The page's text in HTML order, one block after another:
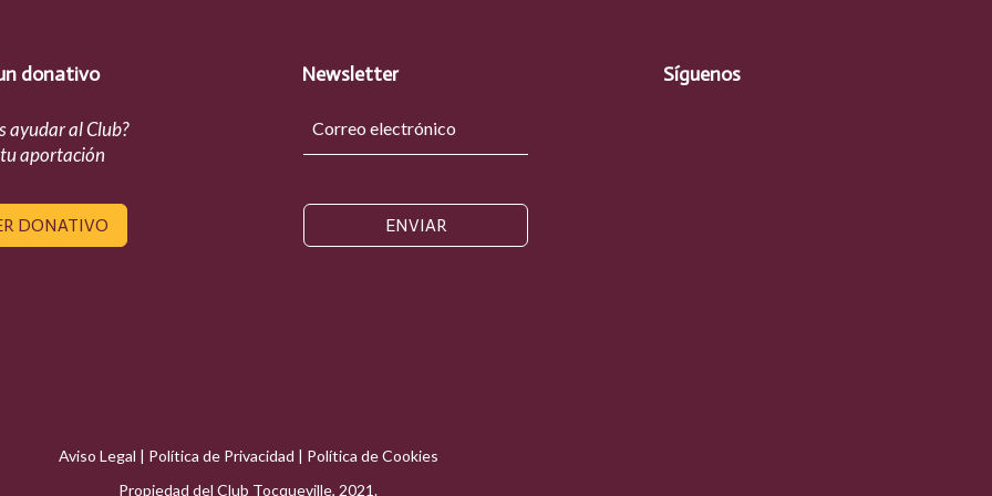
donativo
ayudar al Club?
aportación
DONATIVO
Newsletter
ENVIAR
Síguenos
Aviso Legal | Política de Privacidad | Política de Cookies
Propiedad del Club Tocqueville, 2021.